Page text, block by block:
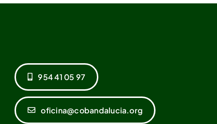
954 41 05 97
oficina@cobandalucia.org